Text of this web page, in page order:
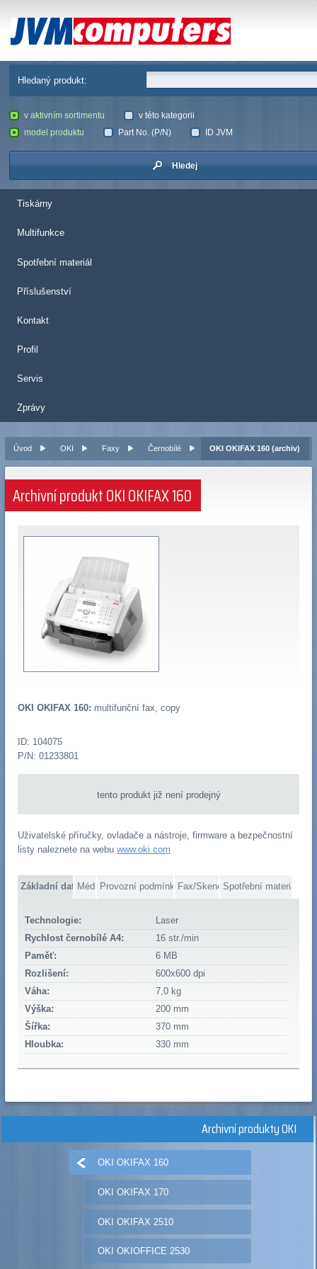
JVM Computers
Hledaný produkt:
v aktivním sortimentu
v této kategorii
model produktu
Part No. (P/N) ID JVM
Hledej
Tiskárny
Multifunkce
Spotřební materiál
Příslušenství
Kontakt
Profil
Servis
Zprávy
Úvod OKI Faxy Černobílé OKI OKIFAX 160 (archiv)
Archivní produkt OKI OKIFAX 160
OKI OKIFAX 160: multifunční fax, copy
ID: 104075
P/N: 01233801
tento produkt již není prodejný
Uživatelské příručky, ovladače a nástroje, firmware a bezpečnostní
listy naleznete na webu www.oki.com
Základní dataMédiaProvozní podmínkyFax/SkenerSpotřební materiál
Technologie:
Laser
Rychlost černobílé A4:
16 str./min
Paměť:
6 MB
Rozlišení:
600x600 dpi
Váha:
7,0 kg
Výška:
200 mm
Šířka:
370 mm
Hloubka:
330 mm
Archivní produkty OKI
OKI OKIFAX 160
OKI OKIFAX 170
OKI OKIFAX 2510
OKI OKIOFFICE 2530